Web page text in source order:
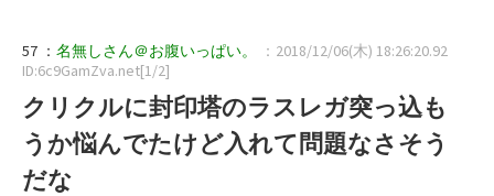
57 ： 名無しさん＠お腹いっぱい。
：2018/12/06(木) 18:26:20.92
ID:6c9GamZva.net[1/2]
クリクルに封印塔のラスレガ突っ込も
うか悩んでたけど入れて問題なさそう
だな